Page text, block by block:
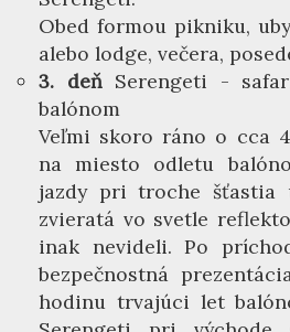
Obed formou pikniku,
alebo lodge, večera,
3. deňSerengeti -
balónom
Veľmi skoro ráno o cca
na miesto odletu
jazdy pri troche šťastia
zvieratá vo svetle
inak nevideli. Po
bezpečnostná
hodinu trvajúci let